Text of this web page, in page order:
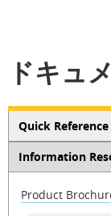
ドキュ
Quick Reference
Information
Product